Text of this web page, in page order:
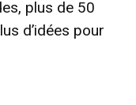
plus de 50
d’idées pour